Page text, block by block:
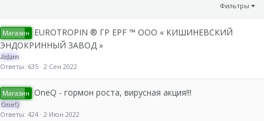
Фильтры
Магазин
EUROTROPIN ® ГР EPF ™ OOO « КИШИНЕВСКИЙ
ЭНДОКРИННЫЙ ЗАВОД »
Adam
Ответы 635 2 Сен 2022
Магазин OneQ - гормон роста, вирусная акция!!!
OneQ
Ответы 424 2 Июн 2022